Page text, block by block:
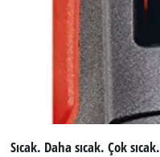
Sıcak. Daha sıcak. Çok sıcak.